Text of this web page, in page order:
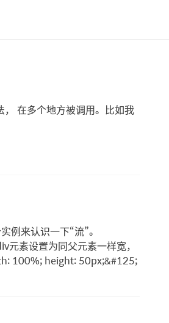
在多个地方被调用。比如我
例来认识一下“流”。
素设置为同父元素一样宽，
100%; height: 50px;&#125;